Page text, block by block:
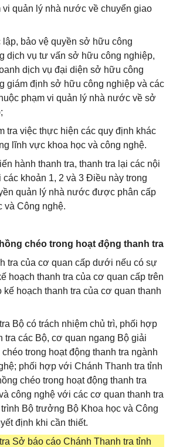
vi quản lý nhà nước về chuyển giao
lập, bảo vệ quyền sở hữu công
dịch vụ tư vấn sở hữu công nghiệp,
dịch vụ đại diện sở hữu công
giám định sở hữu công nghiệp và các
phạm vi quản lý nhà nước về sở
tra việc thực hiện các quy định khác
lĩnh vực khoa học và công nghệ.
hành thanh tra, thanh tra lại các nội
các khoản 1, 2 và 3 Điều này trong
quản lý nhà nước được phân cấp
và Công nghệ.
chéo trong hoạt động thanh tra
tra của cơ quan cấp dưới nếu có sự
hoạch thanh tra của cơ quan cấp trên
kế hoạch thanh tra của cơ quan thanh
Bộ có trách nhiệm chủ trì, phối hợp
tra các Bộ, cơ quan ngang Bộ giải
trong hoạt động thanh tra ngành
phối hợp với Chánh Thanh tra tỉnh
chéo trong hoạt động thanh tra
công nghệ với các cơ quan thanh tra
Bộ trưởng Bộ Khoa học và Công
định khi cần thiết.
Sở báo cáo Chánh Thanh tra tỉnh